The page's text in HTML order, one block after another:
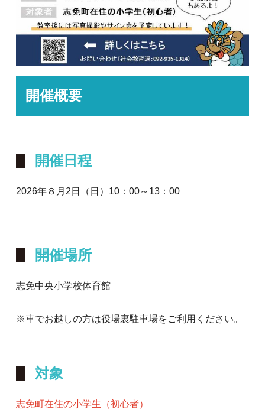
開催概要
開催日程
2026年８月2日（日）10：00～13：00
開催場所
志免中央小学校体育館
※車でお越しの方は役場裏駐車場をご利用ください。
対象
志免町在住の小学生（初心者）